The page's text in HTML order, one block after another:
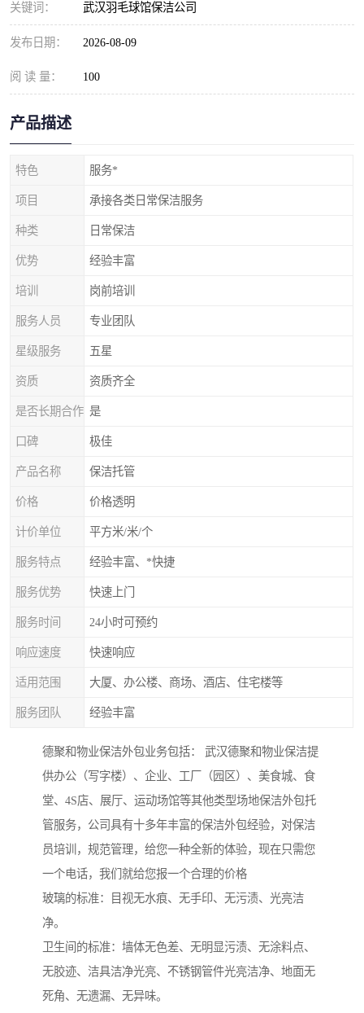
关键词： 武汉羽毛球馆保洁公司
发布日期： 2026-08-09
阅 读 量： 100
产品描述
特色 服务*
项目 承接各类日常保洁服务
种类 日常保洁
优势 经验丰富
培训 岗前培训
服务人员 专业团队
星级服务 五星
资质 资质齐全
是否长期合作 是
口碑 极佳
产品名称 保洁托管
价格 价格透明
计价单位 平方米/米/个
服务特点 经验丰富、*快捷
服务优势 快速上门
服务时间 24小时可预约
响应速度 快速响应
适用范围 大厦、办公楼、商场、酒店、住宅楼等
服务团队 经验丰富
德聚和物业保洁外包业务包括： 武汉德聚和物业保洁提
供办公（写字楼）、企业、工厂（园区）、美食城、食
堂、4S店、展厅、运动场馆等其他类型场地保洁外包托
管服务，公司具有十多年丰富的保洁外包经验，对保洁
员培训，规范管理，给您一种全新的体验，现在只需您
一个电话，我们就给您报一个合理的价格
玻璃的标准：目视无水痕、无手印、无污渍、光亮洁
净。
卫生间的标准：墙体无色差、无明显污渍、无涂料点、
无胶迹、洁具洁净光亮、不锈钢管件光亮洁净、地面无
死角、无遗漏、无异味。